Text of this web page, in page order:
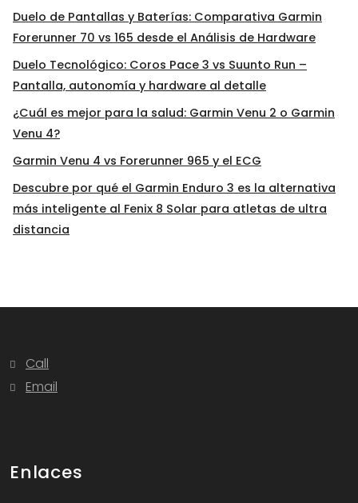
Duelo de Pantallas y Baterías: Comparativa Garmin
Forerunner 70 vs 165 desde el Análisis de Hardware
Duelo Tecnológico: Coros Pace 3 vs Suunto Run –
Pantalla, autonomía y hardware al detalle
¿Cuál es mejor para la salud: Garmin Venu 2 o Garmin
Venu 4?
Garmin Venu 4 vs Forerunner 965 y el ECG
Descubre por qué el Garmin Enduro 3 es la alternativa
más inteligente al Fenix 8 Solar para atletas de ultra
distancia
Call
Email
Enlaces